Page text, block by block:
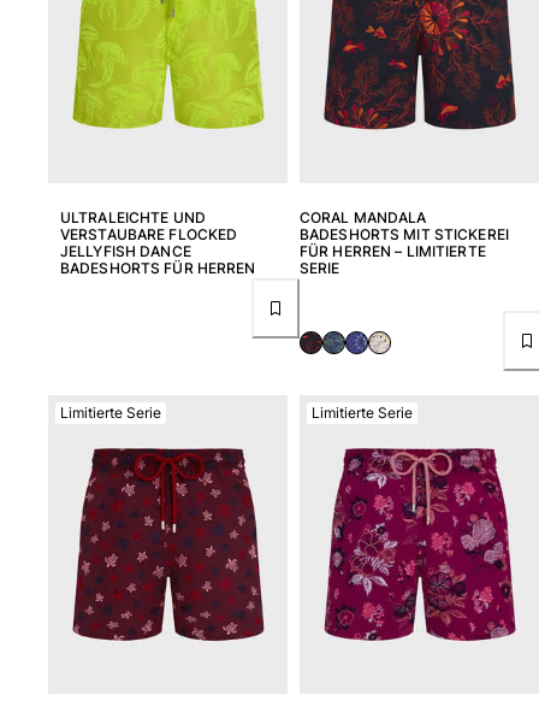
ULTRALEICHTE UND
VERSTAUBARE FLOCKED
JELLYFISH DANCE
BADESHORTS FÜR HERREN
CORAL MANDALA
BADESHORTS MIT STICKEREI
FÜR HERREN – LIMITIERTE
SERIE
Limitierte Serie Limitierte Serie